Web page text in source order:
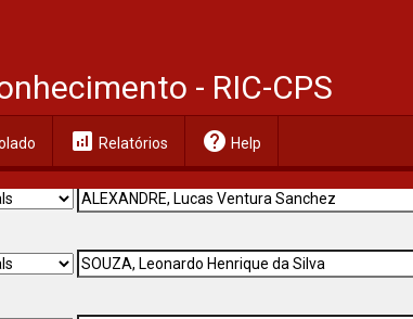
- RIC-CPS
analytics Relatórios help Help